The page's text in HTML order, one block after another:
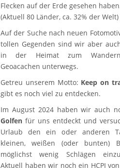
Flecken auf der Erde gesehen
(Aktuell 80 Länder, ca. 32% der Welt)
Auf der Suche nach neuen
tollen Gegenden sind wir aber
in der Heimat zum
Geoacachen unterwegs.
Getreu unserem Motto: Keep on
gibt es noch viel zu entdecken.
Im August 2024 haben wir auch
Golfen für uns entdeckt und
Urlaub den ein oder anderen
kleinen, weißen (oder bunten)
möglichst wenig Schlägen
Aktuell haben wir noch ein HCPI